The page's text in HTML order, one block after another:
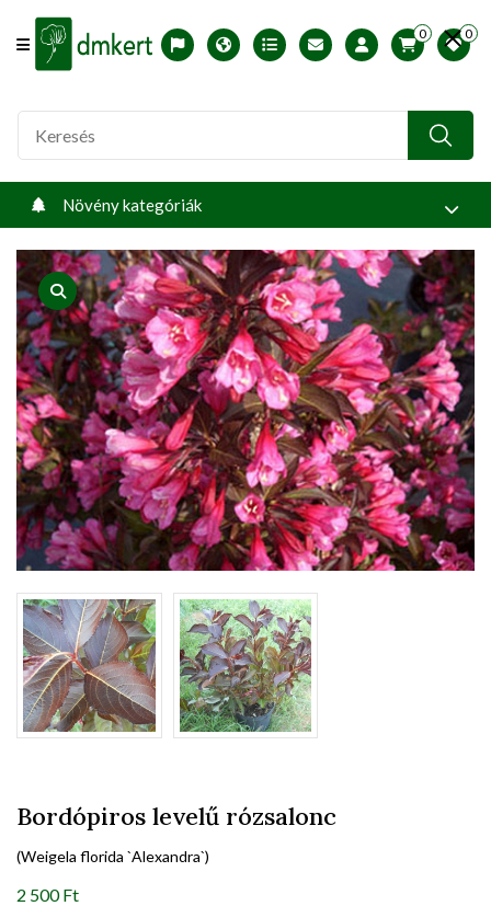
Offcanvas Menu Open
English version
Télállósági zónák
Nyomtatható ABC árjegyzék
Profilom
0 0
Növény kategóriák
product view
Bordópiros levelű rózsalonc
(Weigela florida `Alexandra`)
2 500 Ft